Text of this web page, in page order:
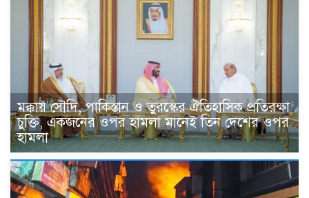
মক্কায় সৌদি, পাকিস্তান ও তুরস্কের ঐতিহাসিক প্রতিরক্ষা
চুক্তি, একজনের ওপর হামলা মানেই তিন দেশের ওপর
হামলা